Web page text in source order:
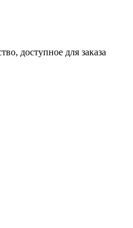
доступное для заказа